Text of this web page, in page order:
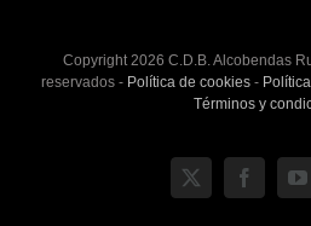
Copyright2026 C.D.B. Alcobendas
reservados - Política de cookies -
Términos y
X Facebook